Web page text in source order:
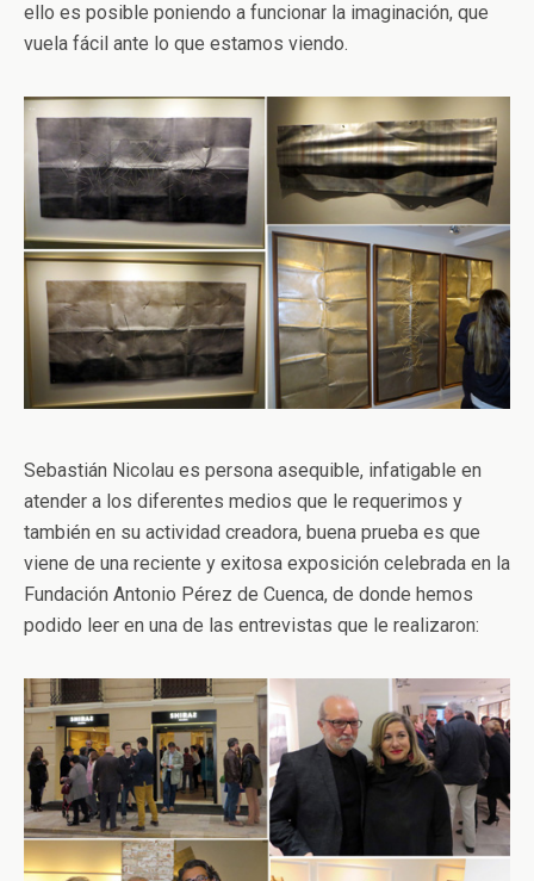
ello es posible poniendo a funcionar la imaginación, que
vuela fácil ante lo que estamos viendo.
Sebastián Nicolau es persona asequible, infatigable en
atender a los diferentes medios que le requerimos y
también en su actividad creadora, buena prueba es que
viene de una reciente y exitosa exposición celebrada en la
Fundación Antonio Pérez de Cuenca, de donde hemos
podido leer en una de las entrevistas que le realizaron: